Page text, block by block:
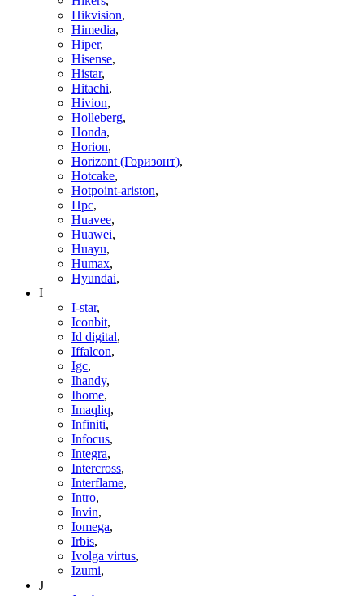
Hikvision,
Himedia,
Hiper,
Hisense,
Histar,
Hitachi,
Hivion,
Holleberg,
Honda,
Horion,
Horizont (Горизонт),
Hotcake,
Hotpoint-ariston,
Hpc,
Huavee,
Huawei,
Huayu,
Humax,
Hyundai,
I
I-star,
Iconbit,
Id digital,
Iffalcon,
Igc,
Ihandy,
Ihome,
Imaqliq,
Infiniti,
Infocus,
Integra,
Intercross,
Interflame,
Intro,
Invin,
Iomega,
Irbis,
Ivolga virtus,
Izumi,
J